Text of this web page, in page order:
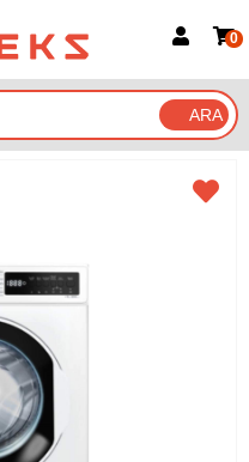
Google İle Bağlan
0